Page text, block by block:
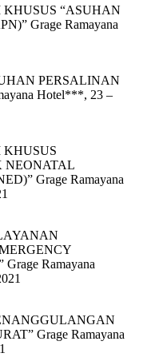
“ASUHAN
Grage Ramayana
PERSALINAN
Hotel***, 23 –
KHUSUS
NEONATAL
Grage Ramayana
Ramayana
Grage Ramayana